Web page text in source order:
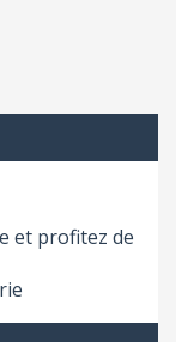
et profitez de